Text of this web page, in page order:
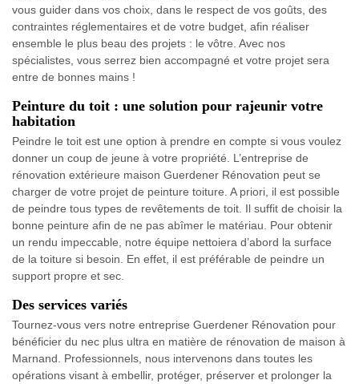
vous guider dans vos choix, dans le respect de vos goûts, des
contraintes réglementaires et de votre budget, afin réaliser
ensemble le plus beau des projets : le vôtre. Avec nos
spécialistes, vous serrez bien accompagné et votre projet sera
entre de bonnes mains !
Peinture du toit : une solution pour rajeunir votre
habitation
Peindre le toit est une option à prendre en compte si vous voulez
donner un coup de jeune à votre propriété. L’entreprise de
rénovation extérieure maison Guerdener Rénovation peut se
charger de votre projet de peinture toiture. A priori, il est possible
de peindre tous types de revêtements de toit. Il suffit de choisir la
bonne peinture afin de ne pas abîmer le matériau. Pour obtenir
un rendu impeccable, notre équipe nettoiera d’abord la surface
de la toiture si besoin. En effet, il est préférable de peindre un
support propre et sec.
Des services variés
Tournez-vous vers notre entreprise Guerdener Rénovation pour
bénéficier du nec plus ultra en matière de rénovation de maison à
Marnand. Professionnels, nous intervenons dans toutes les
opérations visant à embellir, protéger, préserver et prolonger la